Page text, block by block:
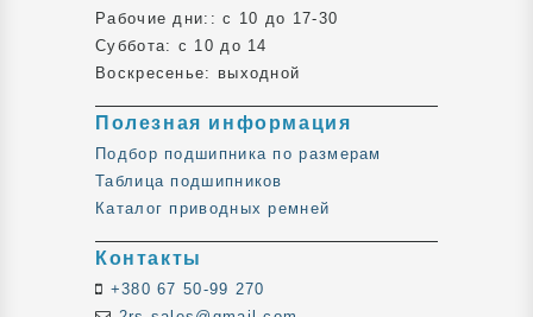
Рабочие дни:: c 10 до 17-30
Суббота: c 10 до 14
Воскресенье: выходной
Полезная информация
Подбор подшипника по размерам
Таблица подшипников
Каталог приводных ремней
Контакты
+380 67 50-99 270